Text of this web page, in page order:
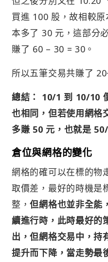
買進 100 股，故相較
本多了 30 元，這部分
賺了 60 – 30 = 30。
所以五筆交易共賺了
總結： 10/1 到 10/10
也相同，但若使用網格
多賺 50 元，也就是
倉位與網格的變化
網格的確可以在標的物
取價差，最好的時機是
整，但網格也並非全能
續進行時，此時最好的
出，但網格交易中，持
提升而下降，當走勢最